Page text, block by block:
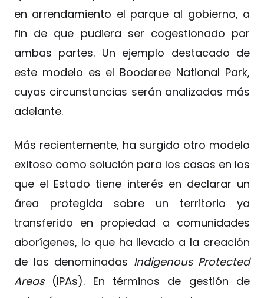
en arrendamiento el parque al gobierno, a
fin de que pudiera ser cogestionado por
ambas partes. Un ejemplo destacado de
este modelo es el Booderee National Park,
cuyas circunstancias serán analizadas más
adelante.
Más recientemente, ha surgido otro modelo
exitoso como solución para los casos en los
que el Estado tiene interés en declarar un
área protegida sobre un territorio ya
transferido en propiedad a comunidades
aborígenes, lo que ha llevado a la creación
de las denominadas Indigenous Protected
Areas(IPAs). En términos de gestión de